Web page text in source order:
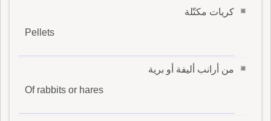
كريات مكتّلة
Pellets
من أرانب أليفة أو برية
Of rabbits or hares